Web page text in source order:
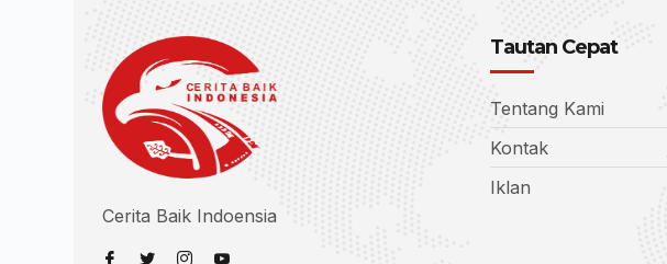
Cerita Baik Indoensia
Tautan Cepat
Tentang Kami
Kontak
Iklan